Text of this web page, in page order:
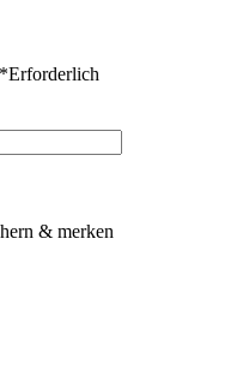
*Erforderlich
& merken